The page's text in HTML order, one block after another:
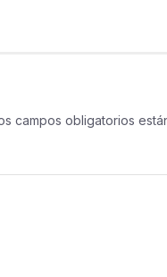
campos obligatorios